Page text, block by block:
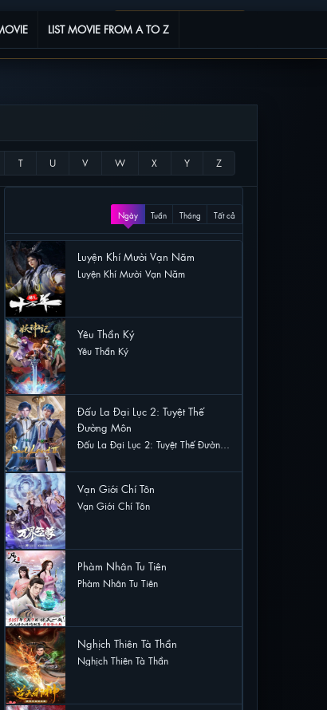
Phim yêu thích
LIST MOVIE FROM A TO Z
Ngày Tuần Tháng Tất cả
Luyện Khí Mười Vạn Năm
Luyện Khí Mười Vạn Năm
Yêu Thần Ký
Yêu Thần Ký
Đấu La Đại Lục 2: Tuyệt Thế
Đường Môn
Đấu La Đại Lục 2: Tuyệt Thế Đường
Vạn Giới Chí Tôn
Vạn Giới Chí Tôn
Phàm Nhân Tu Tiên
Phàm Nhân Tu Tiên
Nghịch Thiên Tà Thần
Nghịch Thiên Tà Thần